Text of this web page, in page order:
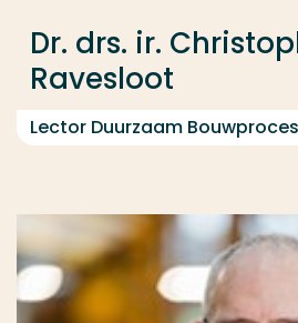
Dr. drs. ir.
Ravesloot
Lector Duurzaam
Opleiding
Contact